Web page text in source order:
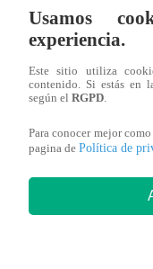
Amy Gutierrez
momento en el
Usamos
experiencia.
Este sitio utiliza
contenido. Si estás en
según el RGPD.
Para conocer mejor
pagina de Política de